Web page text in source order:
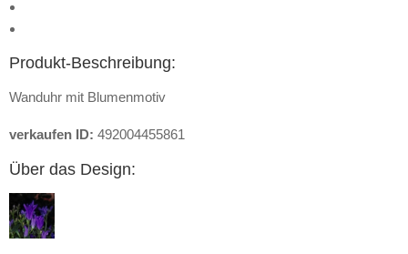
Produkt-Beschreibung:
Wanduhr mit Blumenmotiv
verkaufen ID: 492004455861
Über das Design: